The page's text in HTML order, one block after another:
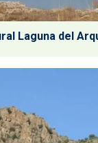
Laguna del